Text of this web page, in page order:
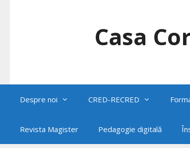
Casa
Despre noi CRED-RECRED
Revista Magister Pedagogie digitală